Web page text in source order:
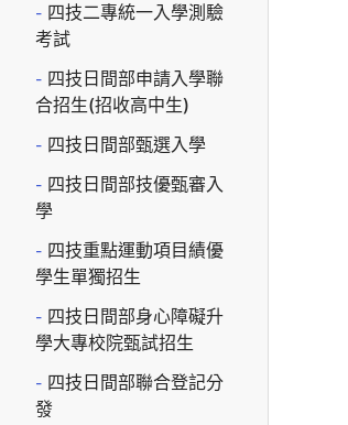
四技二專統一入學測驗
考試
四技日間部申請入學聯
合招生(招收高中生)
四技日間部甄選入學
四技日間部技優甄審入
學
四技重點運動項目績優
學生單獨招生
四技日間部身心障礙升
學大專校院甄試招生
四技日間部聯合登記分
發